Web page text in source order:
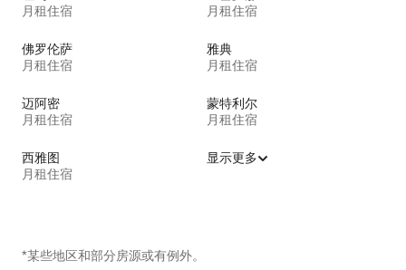
月租住宿
月租住宿
佛罗伦萨
月租住宿
雅典
月租住宿
迈阿密
月租住宿
蒙特利尔
月租住宿
西雅图
月租住宿
显示更多
*某些地区和部分房源或有例外。